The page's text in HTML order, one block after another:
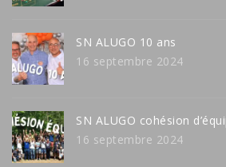
SN ALUGO 10 ans
16 septembre 2024
SN ALUGO cohésion
16 septembre 2024